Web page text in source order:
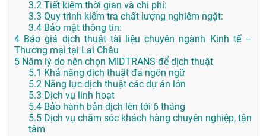
3.2 Tiết kiệm thời gian và chi phí:
3.3 Quy trình kiểm tra chất lượng nghiêm ngặt:
3.4 Bảo mật thông tin:
4 Báo giá dịch thuật tài liệu chuyên ngành Kinh tế –
Thương mại tại Lai Châu
5 Năm lý do nên chọn MIDTRANS để dịch thuật
5.1 Khả năng dịch thuật đa ngôn ngữ
5.2 Năng lực dịch thuật các dự án lớn
5.3 Dịch vụ linh hoạt
5.4 Bảo hành bản dịch lên tới 6 tháng
5.5 Dịch vụ chăm sóc khách hàng chuyên nghiệp, tận
tâm